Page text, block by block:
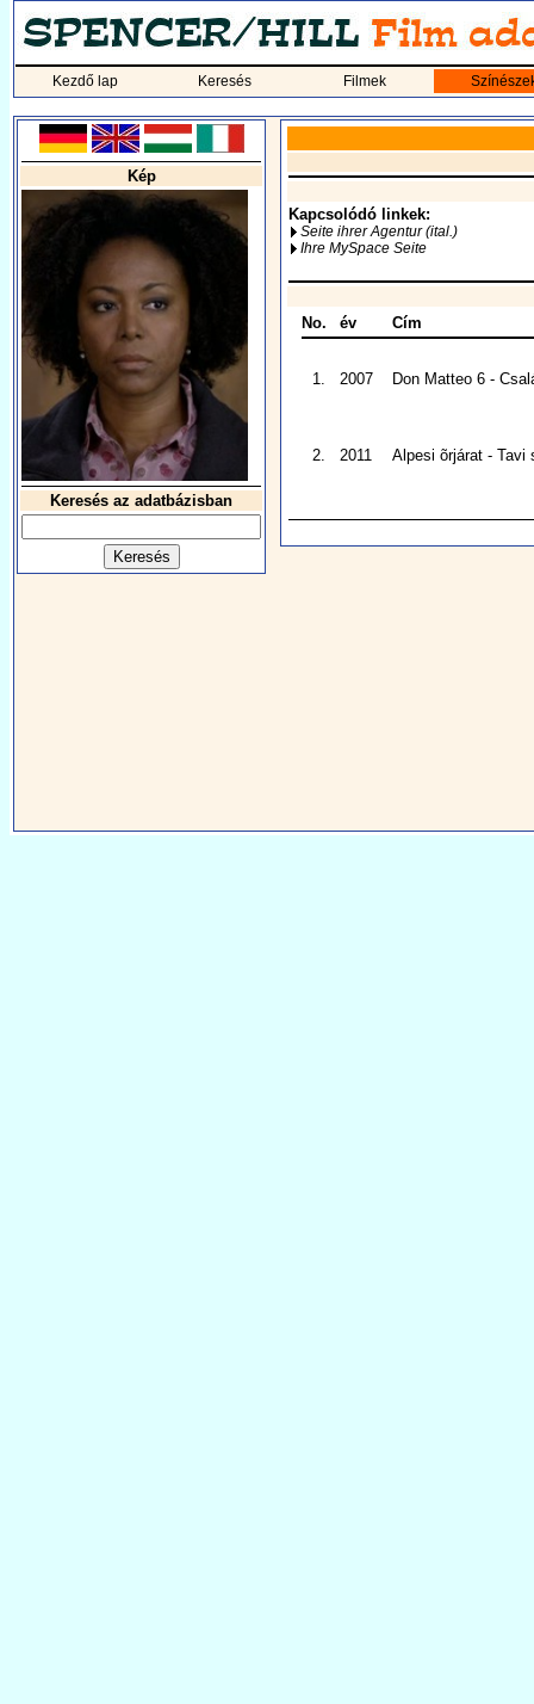
Kezdő lap Keresés Filmek
Kép
Keresés az adatbázisban
Kapcsolódó linkek:
Seite ihrer Agentur (ital.)
Ihre MySpace Seite
No. év Cím
1. 2007 Don Matteo 6 -
2. 2011 Alpesi õrjárat - Tavi